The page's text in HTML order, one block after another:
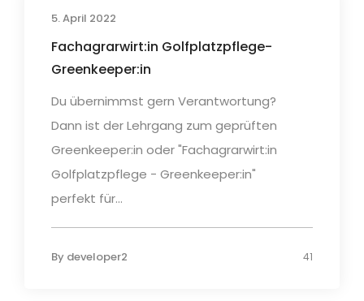
5. April 2022
Fachagrarwirt:in Golfplatzpflege-
Greenkeeper:in
Du übernimmst gern Verantwortung?
Dann ist der Lehrgang zum geprüften
Greenkeeper:in oder "Fachagrarwirt:in
Golfplatzpflege - Greenkeeper:in"
perfekt für...
By developer2 41